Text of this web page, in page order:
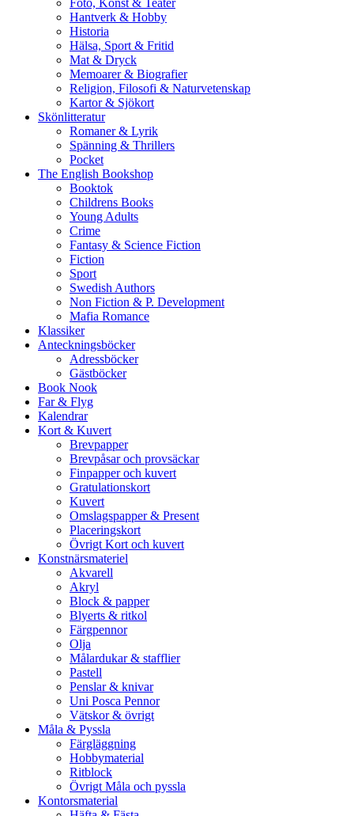
Foto, Konst & Teater
Hantverk & Hobby
Historia
Hälsa, Sport & Fritid
Mat & Dryck
Memoarer & Biografier
Religion, Filosofi & Naturvetenskap
Kartor & Sjökort
Skönlitteratur
Romaner & Lyrik
Spänning & Thrillers
Pocket
The English Bookshop
Booktok
Childrens Books
Young Adults
Crime
Fantasy & Science Fiction
Fiction
Sport
Swedish Authors
Non Fiction & P. Development
Mafia Romance
Klassiker
Anteckningsböcker
Adressböcker
Gästböcker
Book Nook
Far & Flyg
Kalendrar
Kort & Kuvert
Brevpapper
Brevpåsar och provsäckar
Finpapper och kuvert
Gratulationskort
Kuvert
Omslagspapper & Present
Placeringskort
Övrigt Kort och kuvert
Konstnärsmateriel
Akvarell
Akryl
Block & papper
Blyerts & ritkol
Färgpennor
Olja
Målardukar & stafflier
Pastell
Penslar & knivar
Uni Posca Pennor
Vätskor & övrigt
Måla & Pyssla
Färgläggning
Hobbymaterial
Ritblock
Övrigt Måla och pyssla
Kontorsmaterial